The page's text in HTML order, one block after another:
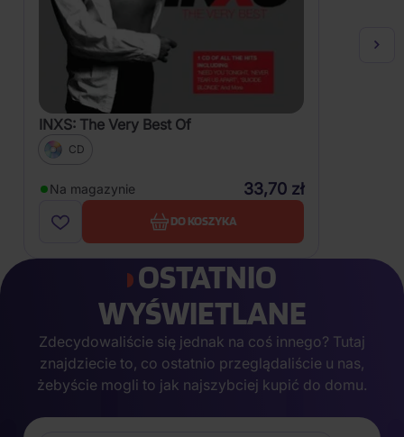
INXS: The Very Best Of
CD
Na magazynie 33,70 zł
DO KOSZYKA
OSTATNIO
WYŚWIETLANE
Zdecydowaliście się jednak na coś innego? Tutaj
znajdziecie to, co ostatnio przeglądaliście u nas,
żebyście mogli to jak najszybciej kupić do domu.